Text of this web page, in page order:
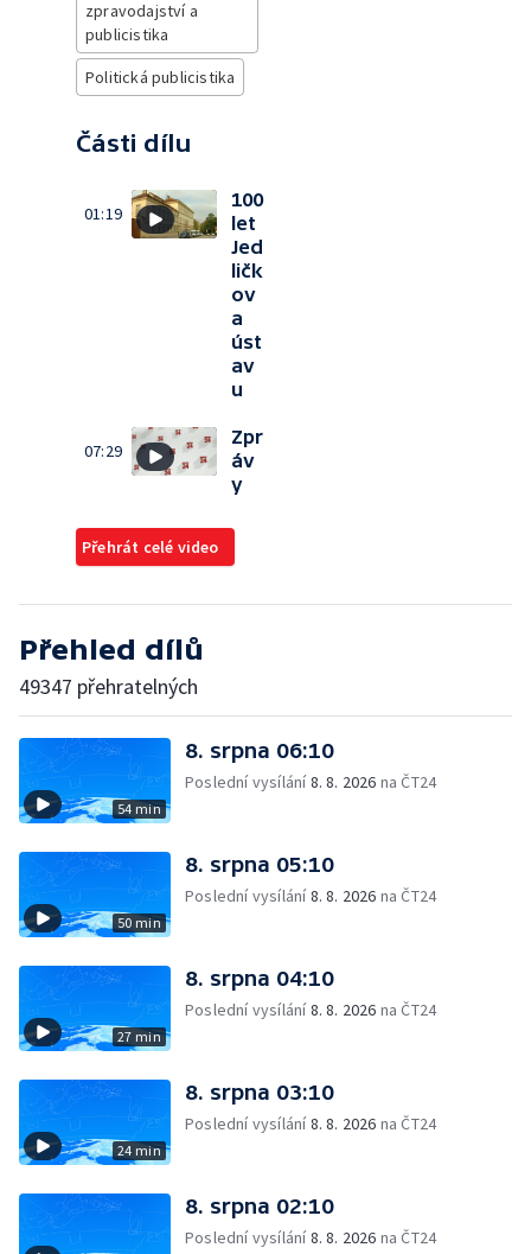
zpravodajství a
publicistika
Politická publicistika
Části dílu
01:19
100
let
Jed
ličk
ov
a
úst
av
u
07:29
Zpr
áv
y
Přehrát celé video
Přehled dílů
49347 přehratelných
54 min
8. srpna 06:10
Poslední vysílání8. 8. 2026 na ČT24
50 min
8. srpna 05:10
Poslední vysílání8. 8. 2026 na ČT24
27 min
8. srpna 04:10
Poslední vysílání8. 8. 2026 na ČT24
24 min
8. srpna 03:10
Poslední vysílání8. 8. 2026 na ČT24
8. srpna 02:10
Poslední vysílání8. 8. 2026 na ČT24